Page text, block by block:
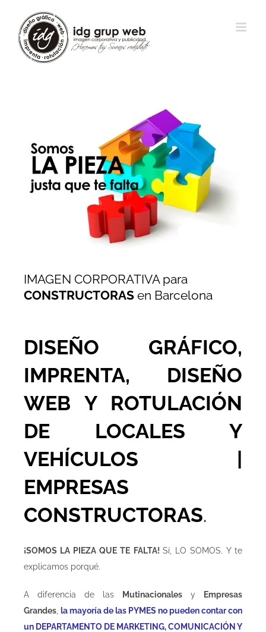
Image
IMAGEN CORPORATIVA para
CONSTRUCTORAS en Barcelona
DISEÑO GRÁFICO,
IMPRENTA, DISEÑO
WEB Y ROTULACIÓN
DE LOCALES Y
VEHÍCULOS |
EMPRESAS
CONSTRUCTORAS.
¡SOMOS LA PIEZA QUE TE FALTA! Sí, LO SOMOS. Y te
explicamos porqué.
A diferencia de las Mutinacionales y
Empresas
Grandes la mayoría de las PYMES no pueden contar con
un DEPARTAMENTO DE MARKETING, COMUNICACIÓN Y